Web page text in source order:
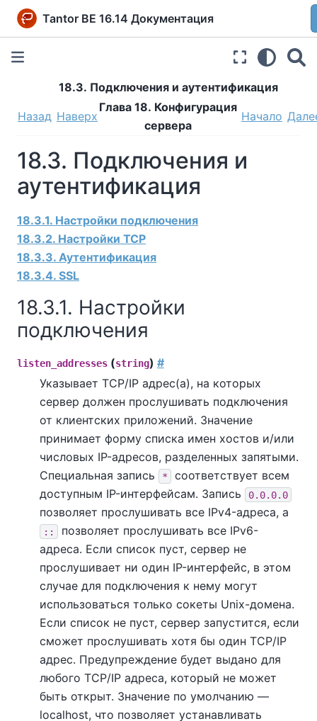
Tantor BE 16.14 Документация
18.3. Подключения и аутентификация
Назад Наверх
Глава 18. Конфигурация
сервера
Начало
18.3. Подключения и
аутентификация
18.3.1. Настройки подключения
18.3.2. Настройки TCP
18.3.3. Аутентификация
18.3.4. SSL
18.3.1. Настройки
подключения
listen_addresses (string) #
Указывает TCP/IP адрес(а), на которых
сервер должен прослушивать подключения
от клиентских приложений. Значение
принимает форму списка имен хостов и/или
числовых IP-адресов, разделенных запятыми.
Специальная запись
*
соответствует всем
доступным IP-интерфейсам. Запись
0.0.0.0
позволяет прослушивать все IPv4-адреса, а
::
позволяет прослушивать все IPv6-
адреса. Если список пуст, сервер не
прослушивает ни один IP-интерфейс, в этом
случае для подключения к нему могут
использоваться только сокеты Unix-домена.
Если список не пуст, сервер запустится, если
сможет прослушивать хотя бы один TCP/IP
адрес. Предупреждение будет выдано для
любого TCP/IP адреса, который не может
быть открыт. Значение по умолчанию —
localhost, что позволяет устанавливать